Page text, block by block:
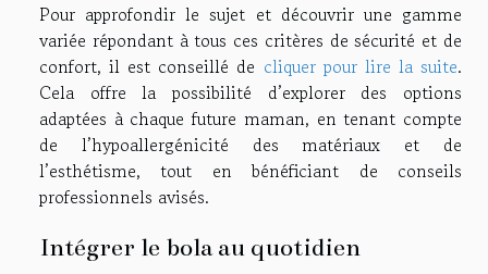
Pour approfondir le sujet et découvrir une gamme
variée répondant à tous ces critères de sécurité et de
confort, il est conseillé de cliquer pour lire la suite.
Cela offre la possibilité d’explorer des options
adaptées à chaque future maman, en tenant compte
de l’hypoallergénicité des matériaux et de
l’esthétisme, tout en bénéficiant de conseils
professionnels avisés.
Intégrer le bola au quotidien